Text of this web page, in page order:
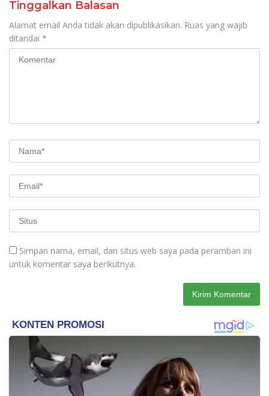
Tinggalkan Balasan
Alamat email Anda tidak akan dipublikasikan. Ruas yang wajib
ditandai *
Simpan nama, email, dan situs web saya pada peramban ini
untuk komentar saya berikutnya.